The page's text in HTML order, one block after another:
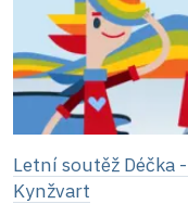
Letní soutěž Déčka
Kynžvart